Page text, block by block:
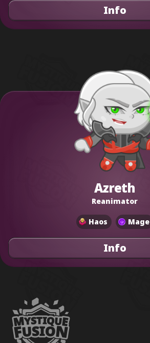
Info
Azreth
Reanimator
Haos Mage
Info